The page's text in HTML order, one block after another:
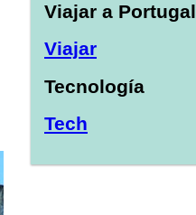
Viajar a Portugal
Viajar
Tecnología
Tech